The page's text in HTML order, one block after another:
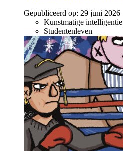
Gepubliceerd op: 29 juni 2026
Kunstmatige intelligentie
Studentenleven